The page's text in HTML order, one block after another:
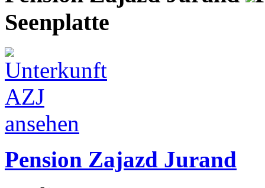
Seenplatte
Pension Zajazd Jurand